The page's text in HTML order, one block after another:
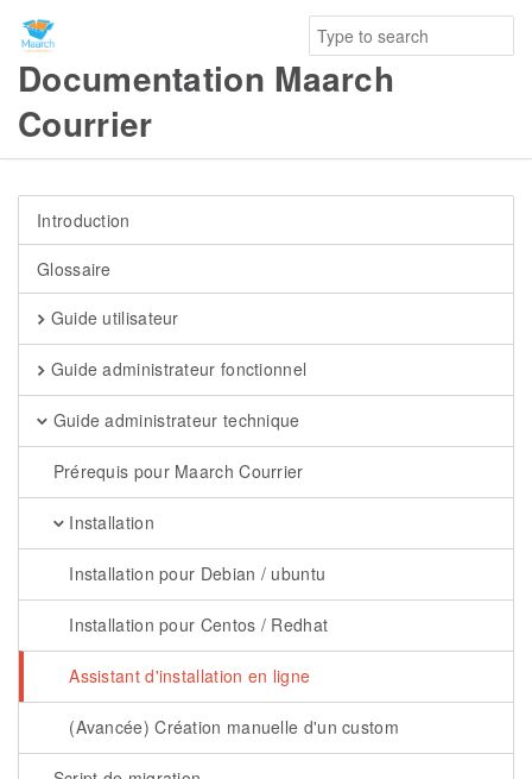
Documentation Maarch
Courrier
Introduction
Glossaire
Guide utilisateur
Guide administrateur fonctionnel
Guide administrateur technique
Prérequis pour Maarch Courrier
Installation
Installation pour Debian / ubuntu
Installation pour Centos / Redhat
Assistant d'installation en ligne
(Avancée) Création manuelle d'un custom